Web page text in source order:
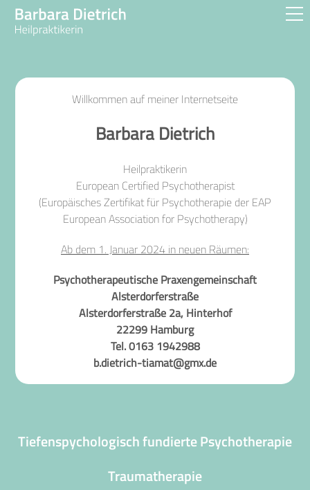
PAARTHERAPIE
ZUR PERSON
METHODEN
AUS- & FORTBILDUNGEN
IMPRESSUM
DATENSCHUTZERKLÄRUNG
Willkommen auf meiner Internetseite
Barbara Dietrich
Heilpraktikerin
European Certified Psychotherapist
(Europäisches Zertifikat für Psychotherapie der EAP
European Association for Psychotherapy)
Ab dem 1. Januar 2024 in neuen Räumen:
Psychotherapeutische Praxengemeinschaft
Alsterdorferstraße
Alsterdorferstraße 2a, Hinterhof
22299 Hamburg
Tel. 0163 1942988
b.dietrich-tiamat@gmx.de
Tiefenspychologisch fundierte Psychotherapie
Traumatherapie